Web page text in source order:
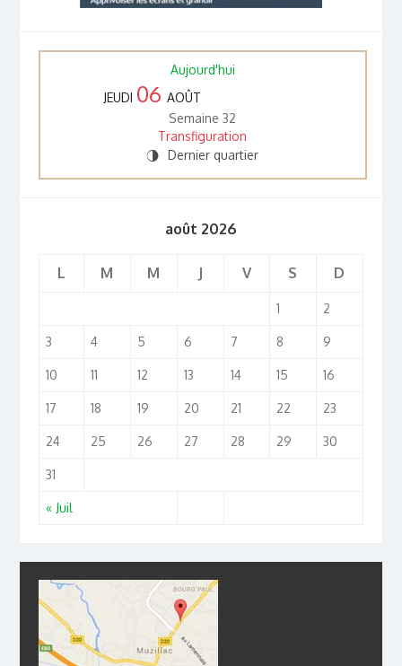
Aujourd'hui
JEUDI 06 AOÛT
Semaine 32
Transfiguration
T Dernier quartier
août 2026
L M M J V S D
« Juil
1 2
3 4 5 6 7 8 9
10 11 12 13 14 15 16
17 18 19 20 21 22 23
24 25 26 27 28 29 30
31